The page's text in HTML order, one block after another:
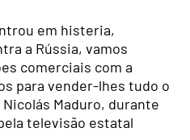
em histeria,
a Rússia, vamos
comerciais com a
para vender-lhes tudo o
Maduro, durante
televisão estatal